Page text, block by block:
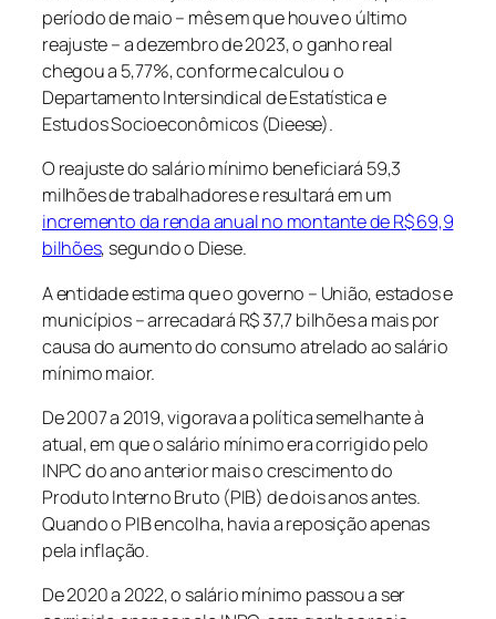
período de maio – mês em que houve o último
reajuste – a dezembro de 2023, o ganho real
chegou a 5,77%, conforme calculou o
Departamento Intersindical de Estatística e
Estudos Socioeconômicos (Dieese).
O reajuste do salário mínimo beneficiará 59,3
milhões de trabalhadores e resultará em um
incremento da renda anual no montante de R$ 69,9
bilhões, segundo o Diese.
A entidade estima que o governo – União, estados e
municípios – arrecadará R$ 37,7 bilhões a mais por
causa do aumento do consumo atrelado ao salário
mínimo maior.
De 2007 a 2019, vigorava a política semelhante à
atual, em que o salário mínimo era corrigido pelo
INPC do ano anterior mais o crescimento do
Produto Interno Bruto (PIB) de dois anos antes.
Quando o PIB encolha, havia a reposição apenas
pela inflação.
De 2020 a 2022, o salário mínimo passou a ser